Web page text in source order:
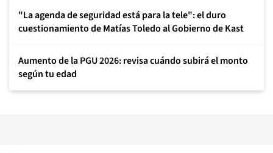
"La agenda de seguridad está para la tele": el duro
cuestionamiento de Matías Toledo al Gobierno de Kast
Aumento de la PGU 2026: revisa cuándo subirá el monto
según tu edad